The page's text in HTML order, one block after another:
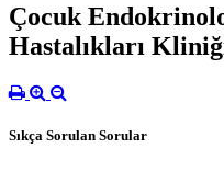
Çocuk
Hastalıkları
Sıkça Sorulan Sorular